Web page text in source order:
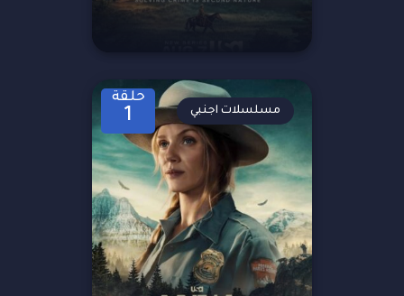
حلقة
1 مسلسلات اجنبي